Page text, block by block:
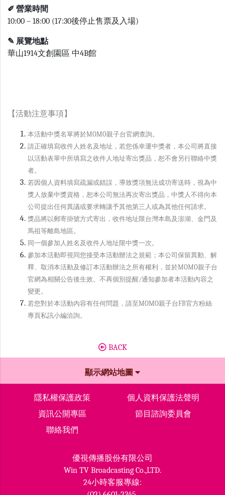
✐ 營業時間
10:00 – 18:00 (17:30後停止售票及入場)
✎ 展覽地點
華山1914文創園區 中4B館
【活動注意事項】
本活動中獎名單將於MOMO親子台官網查詢。
請正確填寫收件人姓名及地址，若您係幸運中獎者，本公司將直接
以活動表單中所填寫之收件人地址寄出獎品，恕不會另行聯絡中獎
者。
若因個人資料填寫疏漏或錯誤，導致獎項無法成功寄送時，視為中
獎人放棄中獎資格，恕本公司無法再次寄出獎品，中獎人不得向本
公司提出任何異議或要求轉讓予其他第三人或為其他任何請求。
獎品將以郵寄掛號方式寄出，收件地址限台灣本島及澎湖、金門及
馬祖等離島地區。
同一個參加人姓名及收件人地址限中獎一次。
參加本活動即視同您接受本活動辦法之規範；本公司保留異動、解
釋、取消本活動及修訂本活動辦法之所有權利，並於MOMO親子台
官網為相關公告後生效。不再個別提醒/通知參加者本活動內容之
變更。
若您對於本活動內容有任何問題，請至MOMO親子台FB官方粉絲
專頁私訊小編洽詢。
BACK
顯示網站地圖
隱私權保護政策
個人資料保護法聲明
資訊公開專區
節目諮詢委員會
聯絡我們
優視傳播股份有限公司
Win TV Broadcasting Co.,LTD.
24小時客服專線: